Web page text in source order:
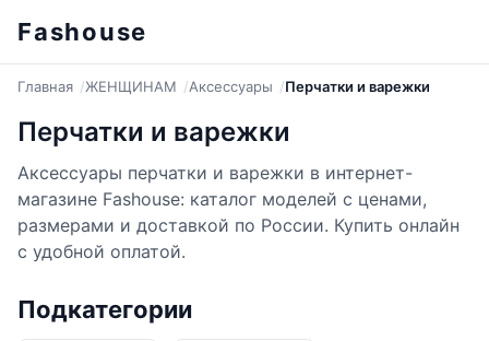
Fashouse
Главная ЖЕНЩИНАМ Аксессуары Перчатки и варежки
Перчатки и варежки
Аксессуары перчатки и варежки в интернет-
магазине Fashouse: каталог моделей с ценами,
размерами и доставкой по России. Купить онлайн
с удобной оплатой.
Подкатегории